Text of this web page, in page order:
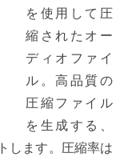
を使用して圧
縮されたオー
ディオファイ
ル。高品質の
圧縮ファイル
を生成する、
します。圧縮率は